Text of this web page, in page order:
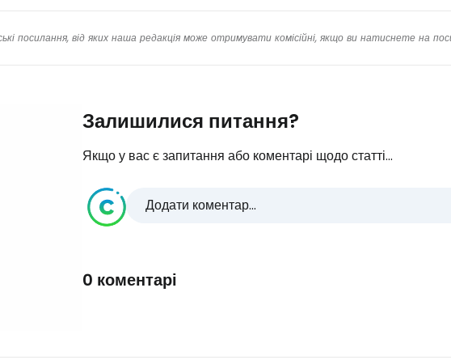
посилання, від яких наша редакція може отримувати комісійні, якщо ви натиснете на
Залишилися питання?
Якщо у вас є запитання або коментарі щодо статті...
Додати коментар...
0 коментарі